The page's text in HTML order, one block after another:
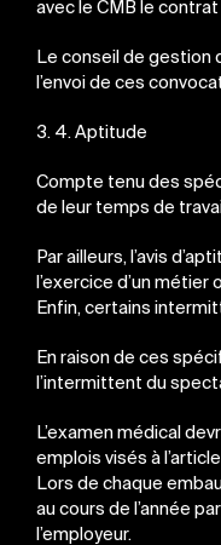
avec le CMB le
Le conseil de gestion
l’envoi de ces
3. 4. Aptitude
Compte tenu des
de leur temps de
Par ailleurs, l’avis
l’exercice d’un
Enfin, certains
En raison de ces
l’intermittent du
L’examen médical
emplois visés à
Lors de chaque
au cours de l’année
l’employeur.